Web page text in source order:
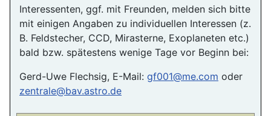
Interessenten, ggf. mit Freunden, melden sich bitte
mit einigen Angaben zu individuellen Interessen (z.
B. Feldstecher, CCD, Mirasterne, Exoplaneten etc.)
bald bzw. spätestens wenige Tage vor Beginn bei:
Gerd-Uwe Flechsig, E-Mail: gf001@me.com oder
zentrale@bav.astro.de